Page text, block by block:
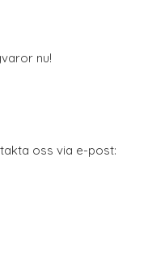
nu!
oss via e-post: